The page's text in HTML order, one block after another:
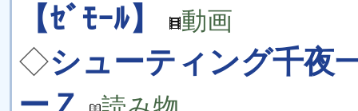
【ｾﾞﾓｰﾙ】
動画
◇シューティング千